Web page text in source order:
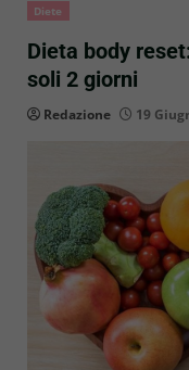
Diete
Dieta body
soli 2 giorni
Redazione 19